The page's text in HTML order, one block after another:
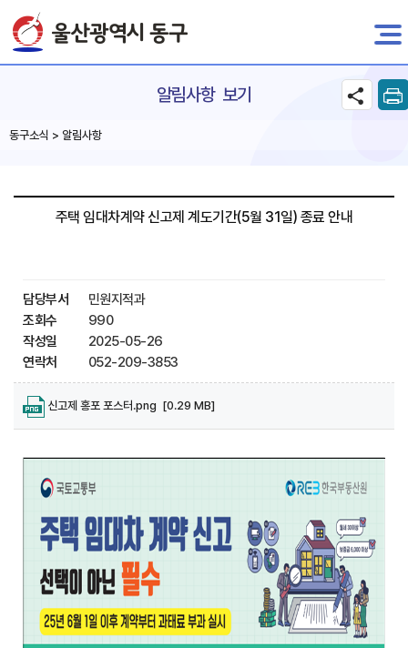
전자민원
알림사항 보기
동구소식 > 알림사항
주택 임대차계약 신고제 계도기간(5월 31일) 종료 안내
담당부서
민원지적과
조회수
990
작성일
2025-05-26
연락처
052-209-3853
신고제 홍포 포스터.png [0.29 MB]